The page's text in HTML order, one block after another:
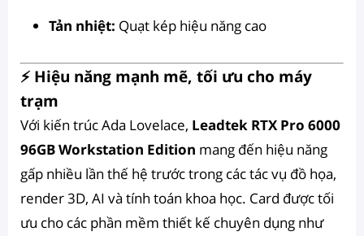
Tản nhiệt: Quạt kép hiệu năng cao
⚡ Hiệu năng mạnh mẽ, tối ưu cho máy
trạm
Với kiến trúc Ada Lovelace, Leadtek RTX Pro 6000
96GB Workstation Edition mang đến hiệu năng
gấp nhiều lần thế hệ trước trong các tác vụ đồ họa,
render 3D, AI và tính toán khoa học. Card được tối
ưu cho các phần mềm thiết kế chuyên dụng như